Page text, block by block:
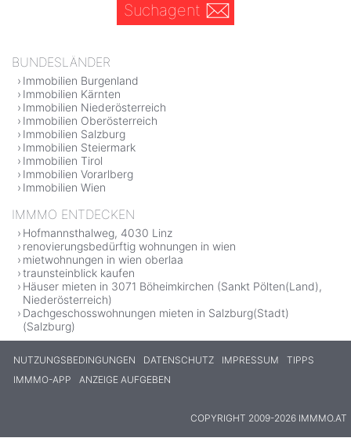
Suchagent
BUNDESLÄNDER
Immobilien Burgenland
Immobilien Kärnten
Immobilien Niederösterreich
Immobilien Oberösterreich
Immobilien Salzburg
Immobilien Steiermark
Immobilien Tirol
Immobilien Vorarlberg
Immobilien Wien
IMMMO ENTDECKEN
Hofmannsthalweg, 4030 Linz
renovierungsbedürftig wohnungen in wien
mietwohnungen in wien oberlaa
traunsteinblick kaufen
Häuser mieten in 3071 Böheimkirchen (Sankt Pölten(Land),
Niederösterreich)
Dachgeschosswohnungen mieten in Salzburg(Stadt)
(Salzburg)
NUTZUNGSBEDINGUNGEN DATENSCHUTZ IMPRESSUM
TIPPS
IMMMO-APP
ANZEIGE AUFGEBEN
COPYRIGHT 2009-2026 IMMMO.AT